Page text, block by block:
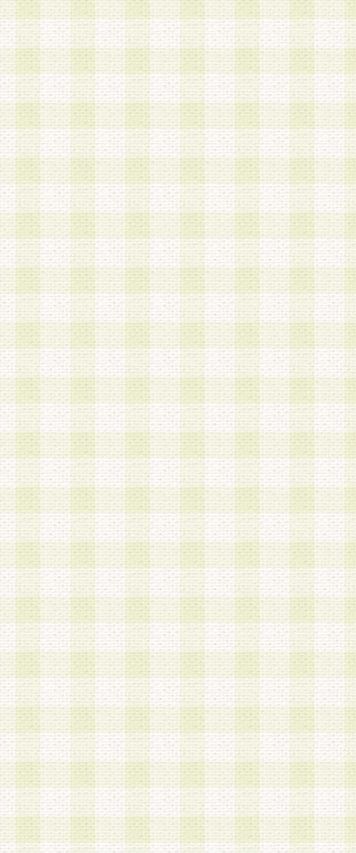
き事由の有無、その他原因の如何を問わず、一切
のとします。
第5条 会員の登録情報
1.当社は、会員の登録情報に含まれる氏名・住所
アドレス等会員個人を識別できる情報を当社が別
シーポリシー
」に基づき適切に取り扱うものとし
は、当該個人情報を以下の各号に定める目的に利
す。なお、これら事項以外の目的で個人情報を利
かじめ会員の同意を得たうえで利用するものとし
a.本サービスの実施または運営
b.本サービスに係る謝礼、景品、調査サンプル品
c.会員からの電話、メール等の問い合わせなどへ
d.その他これらに付随する業務
2.当社は、会員個人を識別することのできる情報
会員情報を本人の承諾なく第三者に開示すること
人を識別できる情報について第三者に開示または
社は事前に会員本人の同意を得るものとします。
3.前項の定めに拘わらず、当社は、以下の目的に
意を 得ることなく、会員個人を識別できる情報
づき選定した委託業者に対して当社の責任におい
できるものとします。な お、当社は、当該委託
契約を締結しこれを遵守させるとともに、本規約
の注意をもって当該情報を使用させるものとし ま
a.本サービスに係る謝礼、景品、調査サンプル品
b.会員からの電話、メール等の問い合わせなどへ
c.モバイルリサーチ、またはグループ形式による
実施もしくは運営
d.その他これらに付随する業務
4.会員は、住所、電話番号その他の登録情報につ
合は、速やかに当社所定の変更手続きを行うもの
5.当社は、必要と認めた場合、会員に対して、電
手段により登録情報の対象者が会員登録者本人で
の内容が正確であること、アンケートの回答内容
うことができるものとます。
6.会員は、会員登録後当社が定期的に行う登録情
して、当社指定の期間内に更新手続きを行うもの
該期間内に更新手続きを行わない場合、その時点
発行したポイントは失効されるものとします。